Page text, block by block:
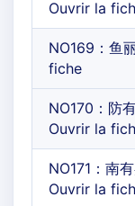
Ouvrir la
NO169：鱼
fiche
NO170：防
Ouvrir la
NO171：南
Ouvrir la